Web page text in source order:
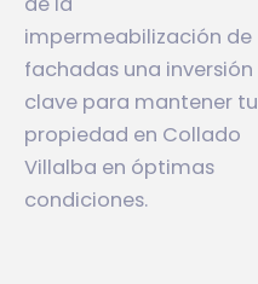
impermeabilización de
fachadas una inversión
clave para mantener tu
propiedad en Collado
Villalba en óptimas
condiciones.